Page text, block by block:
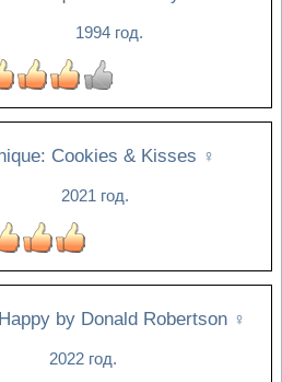
1994 год.
Cookies & Kisses ♀
2021 год.
by Donald Robertson ♀
2022 год.